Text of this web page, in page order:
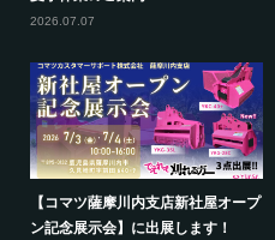
ーフェア】に出展します！
【福島建機お客様感謝フェア】に出